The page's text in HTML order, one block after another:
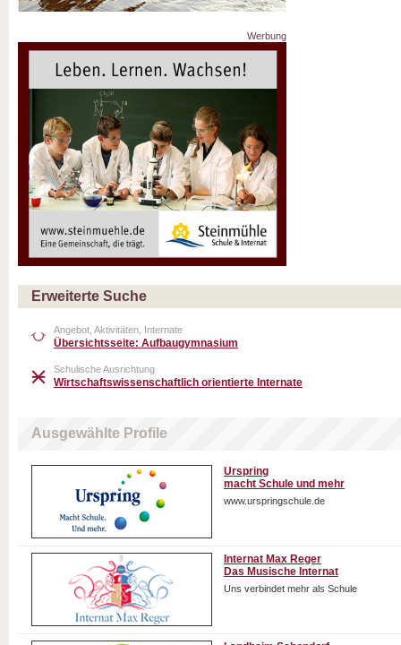
Werbung
Erweiterte Suche
Angebot, Aktivitäten, Internate
Übersichtsseite: Aufbaugymnasium
Schulische Ausrichtung
Wirtschaftswissenschaftlich orientierte Internate
Ausgewählte Profile
Urspring
macht Schule und mehr
www.urspringschule.de
Internat Max Reger
Das Musische Internat
Uns verbindet mehr als Schule